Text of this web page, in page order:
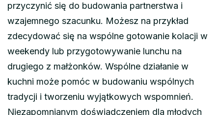
przyczynić się do budowania partnerstwa i
wzajemnego szacunku. Możesz na przykład
zdecydować się na wspólne gotowanie kolacji w
weekendy lub przygotowywanie lunchu na
drugiego z małżonków. Wspólne działanie w
kuchni może pomóc w budowaniu wspólnych
tradycji i tworzeniu wyjątkowych wspomnień.
Niezapomnianym doświadczeniem dla młodych